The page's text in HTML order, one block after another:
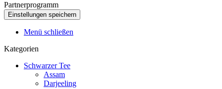
Partnerprogramm
Menü schließen
Kategorien
Schwarzer Tee
Assam
Darjeeling